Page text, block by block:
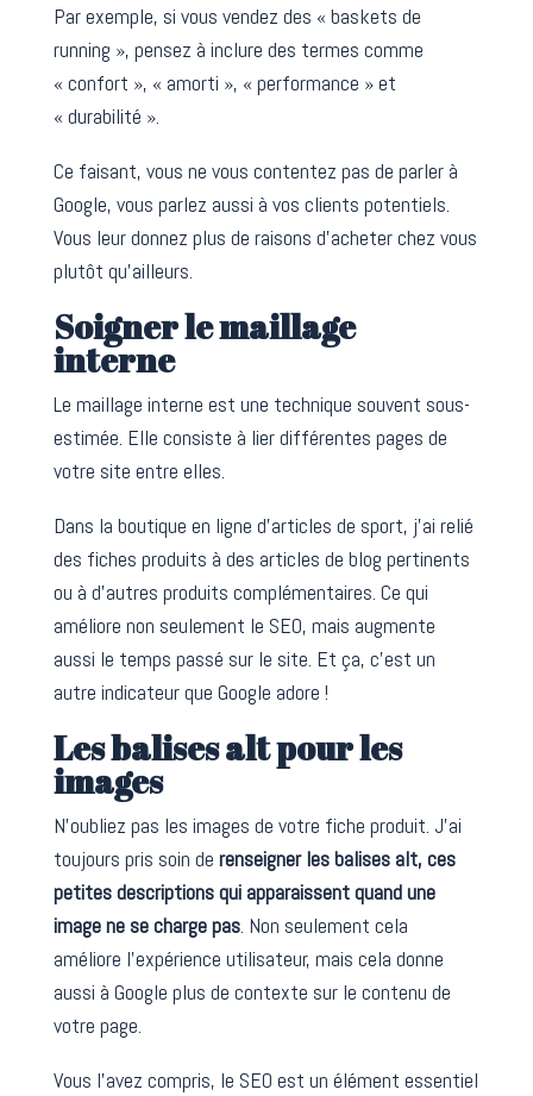
Par exemple, si vous vendez des « baskets de
running », pensez à inclure des termes comme
« confort », « amorti », « performance » et
« durabilité ».
Ce faisant, vous ne vous contentez pas de parler à
Google, vous parlez aussi à vos clients potentiels.
Vous leur donnez plus de raisons d’acheter chez vous
plutôt qu’ailleurs.
Soigner le maillage
interne
Le maillage interne est une technique souvent sous-
estimée. Elle consiste à lier différentes pages de
votre site entre elles.
Dans la boutique en ligne d’articles de sport, j’ai relié
des fiches produits à des articles de blog pertinents
ou à d’autres produits complémentaires. Ce qui
améliore non seulement le SEO, mais augmente
aussi le temps passé sur le site. Et ça, c’est un
autre indicateur que Google adore !
Les balises alt pour les
images
N’oubliez pas les images de votre fiche produit. J’ai
toujours pris soin de renseigner les balises alt, ces
petites descriptions qui apparaissent quand une
image ne se charge pas. Non seulement cela
améliore l’expérience utilisateur, mais cela donne
aussi à Google plus de contexte sur le contenu de
votre page.
Vous l’avez compris, le SEO est un élément essentiel